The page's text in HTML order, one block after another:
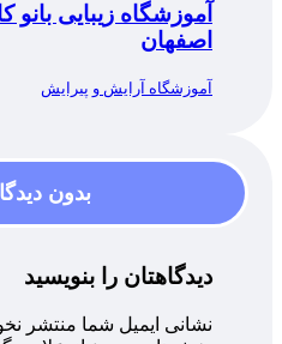
آموزشگاه زیبایی بانو
اصفهان
آموزشگاه آرایش و پیرایش
بدون
دیدگاهتان را بنویسید
نشانی ایمیل شما منتشر